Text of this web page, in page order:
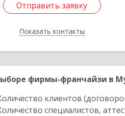
Отправить заявку
Показать контакты
Отправить заявку
Назад
фирмы-франчайзи в
клиентов
специалистов,